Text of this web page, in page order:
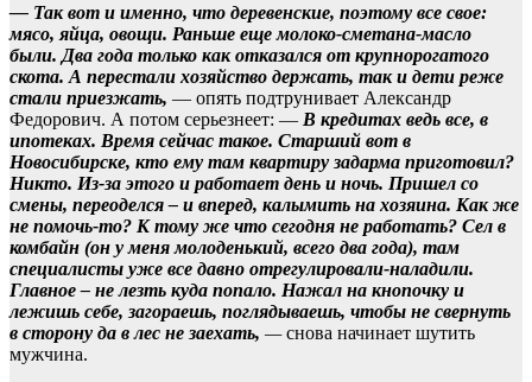
— Так вот и именно, что деревенские, поэтому все свое:
мясо, яйца, овощи. Раньше еще молоко-сметана-масло
были. Два года только как отказался от крупнорогатого
скота. А перестали хозяйство держать, так и дети реже
стали приезжать, — опять подтрунивает Александр
Федорович. А потом серьезнеет: — В кредитах ведь все, в
ипотеках. Время сейчас такое. Старший вот в
Новосибирске, кто ему там квартиру задарма приготовил?
Никто. Из-за этого и работает день и ночь. Пришел со
смены, переоделся – и вперед, калымить на хозяина. Как же
не помочь-то? К тому же что сегодня не работать? Сел в
комбайн (он у меня молоденький, всего два года), там
специалисты уже все давно отрегулировали-наладили.
Главное – не лезть куда попало. Нажал на кнопочку и
лежишь себе, загораешь, поглядываешь, чтобы не свернуть
в сторону да в лес не заехать, —снова начинает шутить
мужчина.